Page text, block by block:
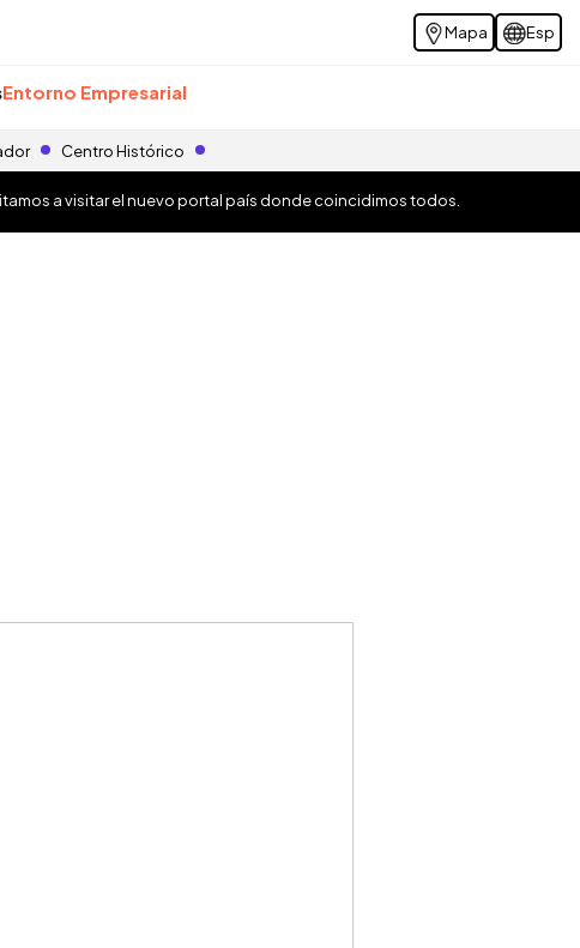
Mapa Esp
Entorno Empresarial
Centro Histórico
a visitar el nuevo portal país donde coincidimos todos.